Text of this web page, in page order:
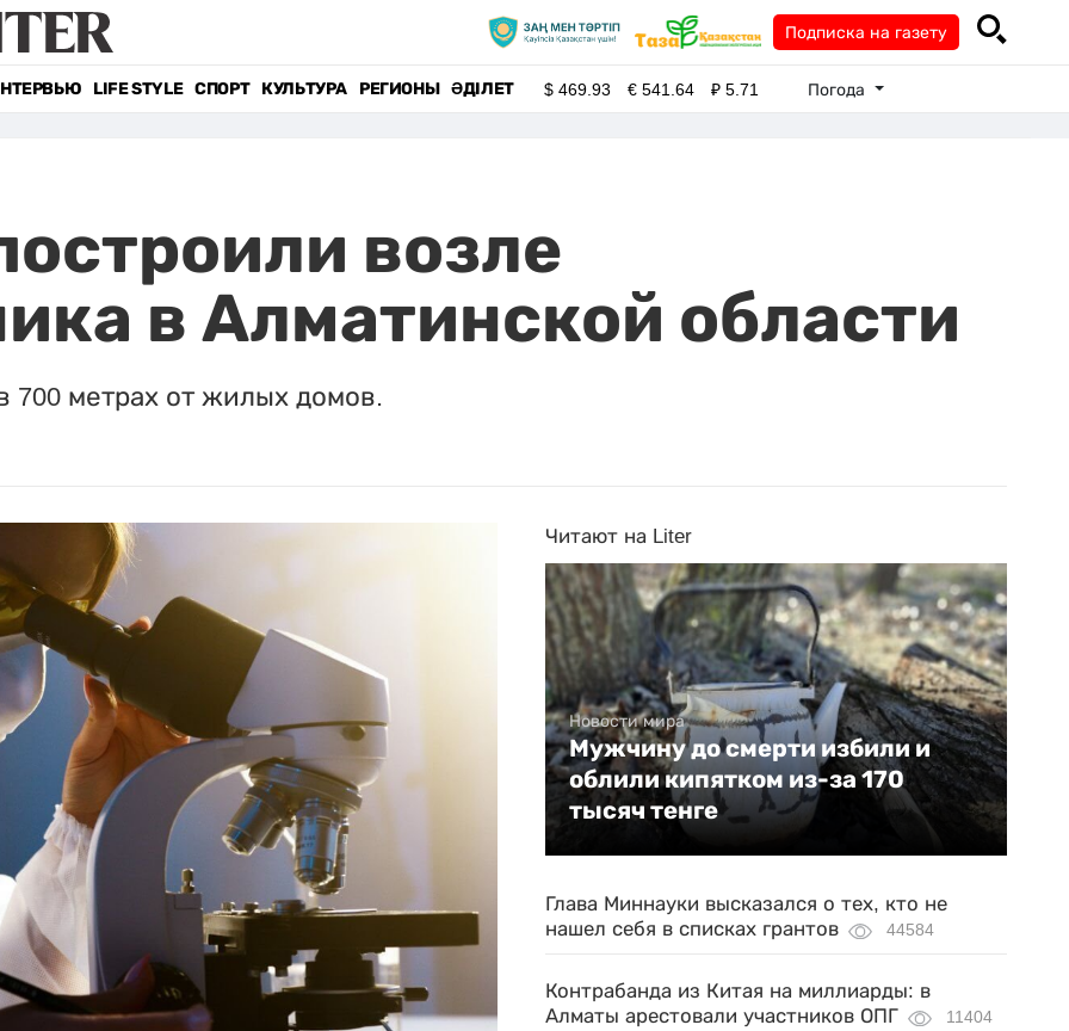
Подписка на газету
LIFE STYLE СПОРТ КУЛЬТУРА РЕГИОНЫ ӘДІЛЕТ $469.93 €541.64 ₽5.71 Погода
возле
в Алматинской области
700 метрах от жилых домов.
Читают на Liter
Новости мира
Мужчину до смерти избили и
облили кипятком из-за 170
тысяч тенге
Глава Миннауки высказался о тех, кто не
нашел себя в списках грантов
44584
Контрабанда из Китая на миллиарды: в
Алматы арестовали участников ОПГ
11404